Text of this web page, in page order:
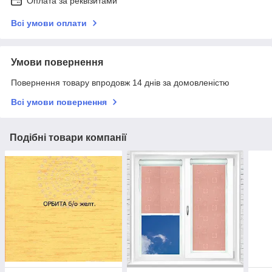
Всі умови оплати
Умови повернення
Повернення товару впродовж 14 днів за домовленістю
Всі умови повернення
Подібні товари компанії